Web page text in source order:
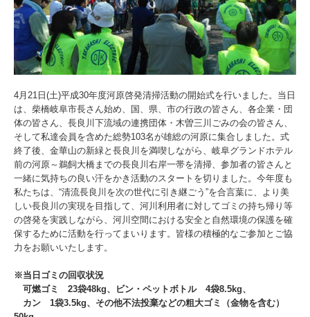
4月21日(土)平成30年度河原啓発清掃活動の開始式を行いました。当日
は、柴橋岐阜市長さん始め、国、県、市の行政の皆さん、各企業・団
体の皆さん、長良川下流域の連携団体・木曽三川ごみの会の皆さん、
そして私達会員を含めた総勢103名が雄総の河原に集合しました。式
終了後、金華山の新緑と長良川を満喫しながら、岐阜グランドホテル
前の河原～鵜飼大橋までの長良川右岸一帯を清掃、参加者の皆さんと
一緒に気持ちの良い汗をかき活動のスタートを切りました。今年度も
私たちは、“清流長良川を次の世代に引き継ごう”を合言葉に、より美
しい長良川の実現を目指して、河川利用者に対してゴミの持ち帰り等
の啓発を実践しながら、河川空間における安全と自然環境の保護を確
保するために活動を行ってまいります。皆様の積極的なご参加とご協
力をお願いいたします。
※当日ゴミの回収状況
可燃ゴミ 23袋48kg、ビン・ペットボトル 4袋8.5kg、
カン 1袋3.5kg、その他不法投棄などの粗大ゴミ（金物を含む）